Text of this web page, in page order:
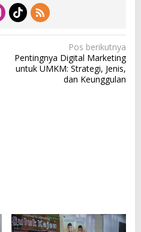
Pos berikutnya
Pentingnya Digital Marketing
untuk UMKM: Strategi, Jenis,
dan Keunggulan